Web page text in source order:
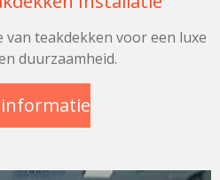
teakdekken voor een luxe
duurzaamheid.